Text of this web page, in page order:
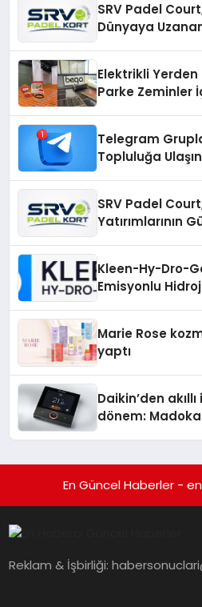
SRV Padel
Dünyaya
Elektrikli
Parke Zeminler
Telegram
Topluluğa
SRV Padel
Yatırımlarının
Kleen-Hy-Dro-
Emisyonlu
Marie Rose
yaptı
Daikin’den
dönem:
En Güncel Haberler -
Reklam & İşbirliği: